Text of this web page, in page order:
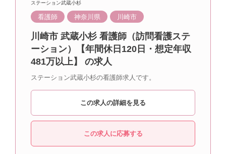
ステーション武蔵小杉
看護師 神奈川県 川崎市
川崎市 武蔵小杉 看護師（訪問看護ステ
ーション）【年間休日120日・想定年収
481万以上】 の求人
ステーション武蔵小杉の看護師求人です。
この求人の詳細を見る
この求人に応募する